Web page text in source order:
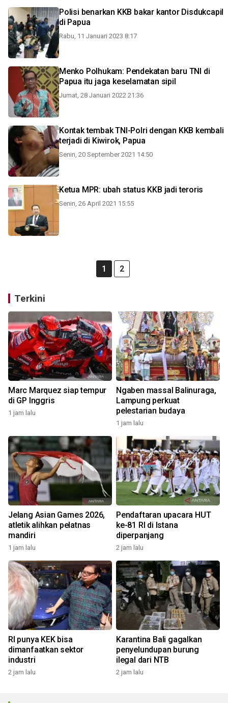
Polisi benarkan KKB bakar kantor Disdukcapil
di Papua
Rabu, 11 Januari 2023 8:17
Menko Polhukam: Pendekatan baru TNI di
Papua itu jaga keselamatan sipil
Jumat, 28 Januari 2022 21:36
Kontak tembak TNI-Polri dengan KKB kembali
terjadi di Kiwirok, Papua
Senin, 20 September 2021 14:50
Ketua MPR: ubah status KKB jadi teroris
Senin, 26 April 2021 15:55
1 2
Terkini
Marc Marquez siap tempur
di GP Inggris
1 jam lalu
Ngaben massal Balinuraga,
Lampung perkuat
pelestarian budaya
1 jam lalu
Jelang Asian Games 2026,
atletik alihkan pelatnas
mandiri
1 jam lalu
Pendaftaran upacara HUT
ke-81 RI di Istana
diperpanjang
2 jam lalu
RI punya KEK bisa
dimanfaatkan sektor
industri
2 jam lalu
Karantina Bali gagalkan
penyelundupan burung
ilegal dari NTB
2 jam lalu